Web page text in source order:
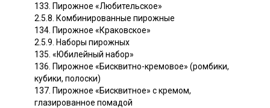
133. Пирожное «Любительское»
2.5.8. Комбинированные пирожные
134. Пирожное «Краковское»
2.5.9. Наборы пирожных
135. «Юбилейный набор»
136. Пирожное «Бисквитно-кремовое» (ромбики,
кубики, полоски)
137. Пирожное «Бисквитное» с кремом,
глазированное помадой